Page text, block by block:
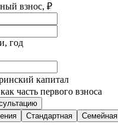
взнос, ₽
год
капитал
часть первого взноса
Стандартная Семейная